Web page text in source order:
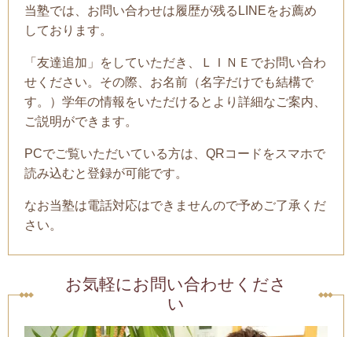
当塾では、お問い合わせは履歴が残るLINEをお薦め
しております。
「友達追加」をしていただき、ＬＩＮＥでお問い合わ
せください。その際、お名前（名字だけでも結構で
す。）学年の情報をいただけるとより詳細なご案内、
ご説明ができます。
PCでご覧いただいている方は、QRコードをスマホで
読み込むと登録が可能です。
なお当塾は電話対応はできませんので予めご了承くだ
さい。
お気軽にお問い合わせくださ
い